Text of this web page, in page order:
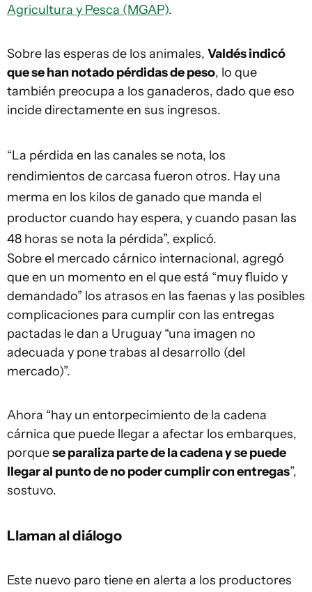
Agricultura y Pesca (MGAP).
Sobre las esperas de los animales, Valdés indicó
que se han notado pérdidas de peso, lo que
también preocupa a los ganaderos, dado que eso
incide directamente en sus ingresos.
“La pérdida en las canales se nota, los
rendimientos de carcasa fueron otros. Hay una
merma en los kilos de ganado que manda el
productor cuando hay espera, y cuando pasan las
48 horas se nota la pérdida”, explicó.
Sobre el mercado cárnico internacional, agregó
que en un momento en el que está “muy fluido y
demandado” los atrasos en las faenas y las posibles
complicaciones para cumplir con las entregas
pactadas le dan a Uruguay “una imagen no
adecuada y pone trabas al desarrollo (del
mercado)”.
Ahora “hay un entorpecimiento de la cadena
cárnica que puede llegar a afectar los embarques,
porquese paraliza parte de la cadena y se puede
llegar al punto de no poder cumplir con entregas”,
sostuvo.
Llaman al diálogo
Este nuevo paro tiene en alerta a los productores